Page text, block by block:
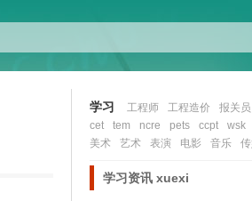
学习 工程师 工程造价 报关员
cet
tem ncre pets ccpt wsk
美术
艺术 表演 电影 音乐
学习资讯 xuexi